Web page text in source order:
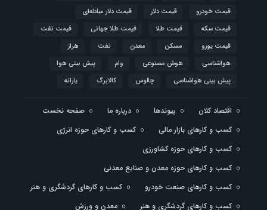
قیمت خودرو
قیمت دلار
قیمت دلار مبادله‌ای
قیمت سکه
قیمت طلا قیمت طلا جهانی
قیمت نفت
قیمت یورو
مسکن معدن نفت
هراز
هواشناسی
هوش مصنوعی وام
پیش بینی هوا
پیش بینی هواشناسی
چالوس کالابرگ یارانه
اقتصاد کلان پیوندها درباره ما
صفحه نخست
کسب و کارهای بازار مالی
کسب و کارهای حوزه انرژی
کسب و کارهای حوزه کشاورزی
کسب و کارهای حوزه معدن و صنایع معدنی
کسب و کارهای صنعت خودرو
کسب و کارهای گردشگری و هنر
کسب و کارهای گردشگری و هنر
معدن و ورزش